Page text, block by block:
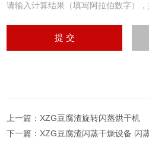
请输入计算结果（填写阿拉伯数字）
上一篇：XZG豆腐渣旋转闪蒸烘干机
下一篇：XZG豆腐渣闪蒸干燥设备 闪